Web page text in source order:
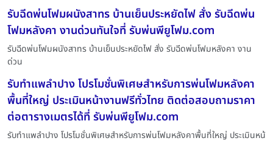
รับฉีดพ่นโฟมผนังสาทร บ้านเย็นประหยัดไฟ สั่ง รับฉีดพ่น
โฟมหลังคา งานด่วนทันใจที่ รับพ่นพียูโฟม.com
รับฉีดพ่นโฟมผนังสาทร บ้านเย็นประหยัดไฟ สั่ง รับฉีดพ่นโฟมหลังคา งาน
ด่วน
รับทำแพลำปาง โปรโมชั่นพิเศษสำหรับการพ่นโฟมหลังคา
พื้นที่ใหญ่ ประเมินหน้างานฟรีทั่วไทย ติดต่อสอบถามราคา
ต่อตารางเมตรได้ที่ รับพ่นพียูโฟม.com
รับทำแพลำปาง โปรโมชั่นพิเศษสำหรับการพ่นโฟมหลังคาพื้นที่ใหญ่ ประเมินหน้